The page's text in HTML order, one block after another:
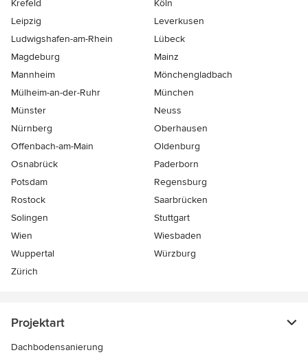
Krefeld
Köln
Leipzig
Leverkusen
Ludwigshafen-am-Rhein
Lübeck
Magdeburg
Mainz
Mannheim
Mönchen­gladbach
Mülheim-an-der-Ruhr
München
Münster
Neuss
Nürnberg
Oberhausen
Offenbach-am-Main
Oldenburg
Osnabrück
Paderborn
Potsdam
Regensburg
Rostock
Saarbrücken
Solingen
Stuttgart
Wien
Wiesbaden
Wuppertal
Würzburg
Zürich
Projektart
Dachbodensanierung